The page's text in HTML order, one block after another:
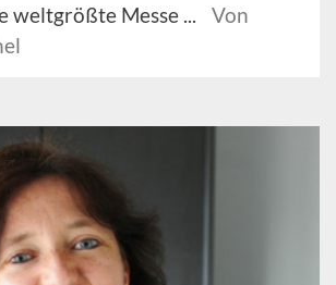
weltgrößte Messe ...
Von